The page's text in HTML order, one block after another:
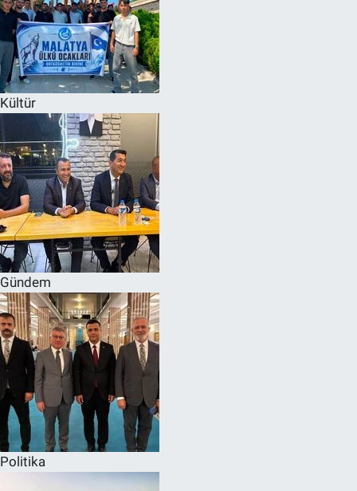
Kültür
Gündem
Politika